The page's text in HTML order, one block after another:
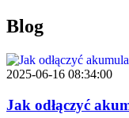
Blog
2025-06-16 08:34:00
Jak odłączyć